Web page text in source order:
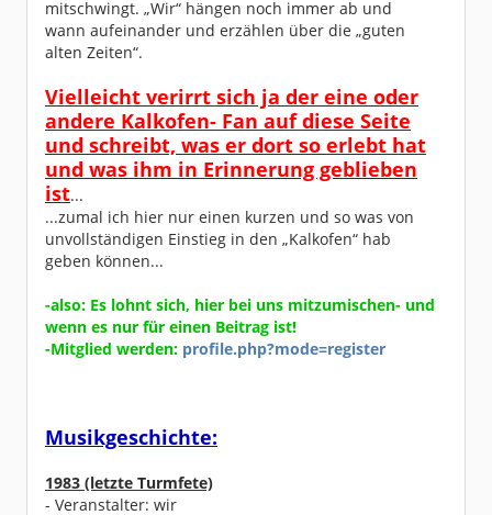
mitschwingt. „Wir“ hängen noch immer ab und
wann aufeinander und erzählen über die „guten
alten Zeiten“.
Vielleicht verirrt sich ja der eine oder
andere Kalkofen- Fan auf diese Seite
und schreibt, was er dort so erlebt hat
und was ihm in Erinnerung geblieben
ist...
...zumal ich hier nur einen kurzen und so was von
unvollständigen Einstieg in den „Kalkofen“ hab
geben können...
-also: Es lohnt sich, hier bei uns mitzumischen- und
wenn es nur für einen Beitrag ist!
-Mitglied werden: profile.php?mode=register
Musikgeschichte:
1983 (letzte Turmfete)
- Veranstalter: wir